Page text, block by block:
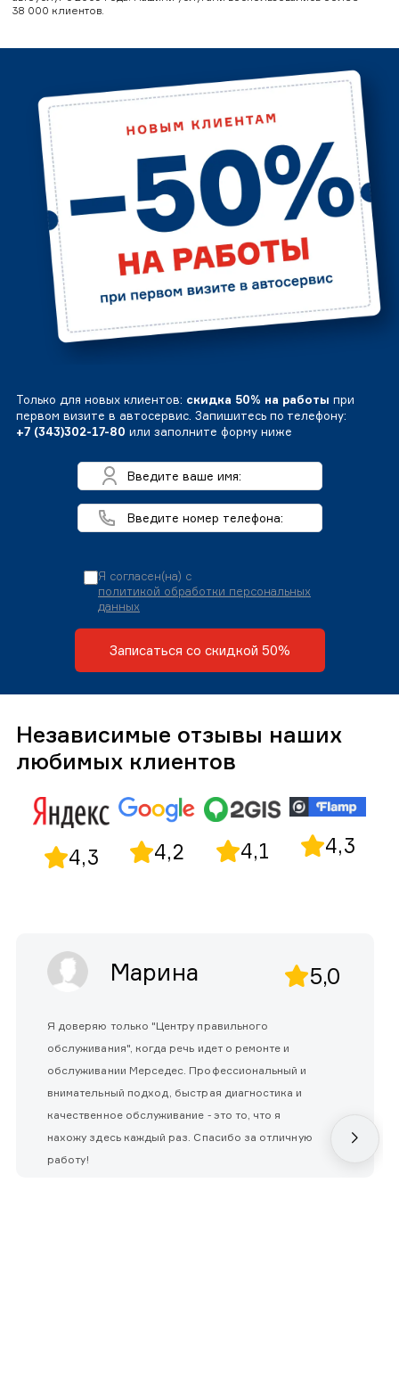
38 000 клиентов.
Только для новых клиентов: скидка 50% на работы при
первом визите в автосервис. Запишитесь по телефону:
+7 (343)302-17-80 или заполните форму ниже
Я согласен(на) с
политикой обработки персональных
данных
Записаться со скидкой 50%
Независимые отзывы наших
любимых клиентов
4,3 4,2 4,1 4,3
Марина 5,0
Я доверяю только "Центру правильного
обслуживания", когда речь идет о ремонте и
обслуживании Мерседес. Профессиональный и
внимательный подход, быстрая диагностика и
качественное обслуживание - это то, что я
нахожу здесь каждый раз. Спасибо за отличную
работу!